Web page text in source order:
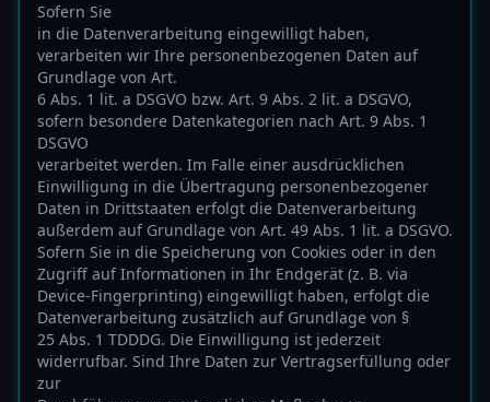
Sofern Sie
in die Datenverarbeitung eingewilligt haben,
verarbeiten wir Ihre personenbezogenen Daten auf
Grundlage von Art.
6 Abs. 1 lit. a DSGVO bzw. Art. 9 Abs. 2 lit. a DSGVO,
sofern besondere Datenkategorien nach Art. 9 Abs. 1
DSGVO
verarbeitet werden. Im Falle einer ausdrücklichen
Einwilligung in die Übertragung personenbezogener
Daten in Drittstaaten erfolgt die Datenverarbeitung
außerdem auf Grundlage von Art. 49 Abs. 1 lit. a DSGVO.
Sofern Sie in die Speicherung von Cookies oder in den
Zugriff auf Informationen in Ihr Endgerät (z. B. via
Device-Fingerprinting) eingewilligt haben, erfolgt die
Datenverarbeitung zusätzlich auf Grundlage von §
25 Abs. 1 TDDDG. Die Einwilligung ist jederzeit
widerrufbar. Sind Ihre Daten zur Vertragserfüllung oder
zur